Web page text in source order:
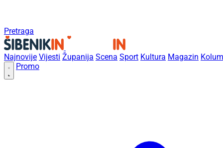
Pretraga
Najnovije Vijesti Županija Scena Sport Kultura Magazin
Promo